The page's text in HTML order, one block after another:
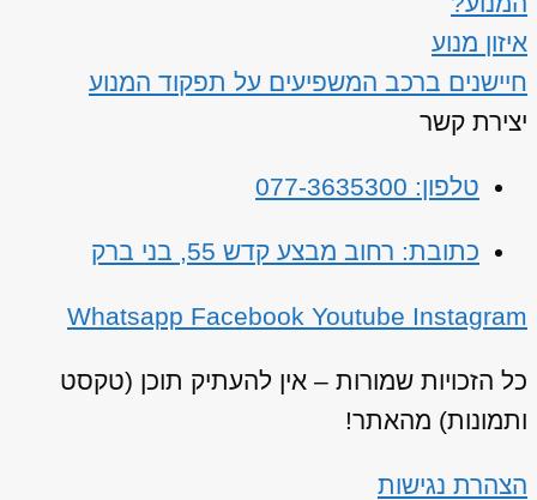
איזון מנוע
חיישנים ברכב המשפיעים על תפקוד המנוע
יצירת קשר
טלפון: 077-3635300
כתובת: רחוב מבצע קדש 55, בני ברק
Whatsapp Facebook Youtube Instagram
כל הזכויות שמורות – אין להעתיק תוכן (טקסט
ותמונות) מהאתר!
הצהרת נגישות